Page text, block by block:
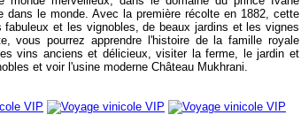
dans le monde. Avec la première récolte en 1882, cette
et les vignobles, de beaux jardins et les vignes
vous pourrez apprendre l'histoire de la famille royale
vins anciens et délicieux, visiter la ferme, le jardin et
et voir l'usine moderne Château Mukhrani.